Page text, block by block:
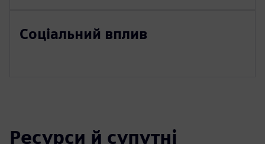
Соціальний вплив
Ресурси й супутні